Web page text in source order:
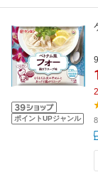
ポイントUPジャンル
2